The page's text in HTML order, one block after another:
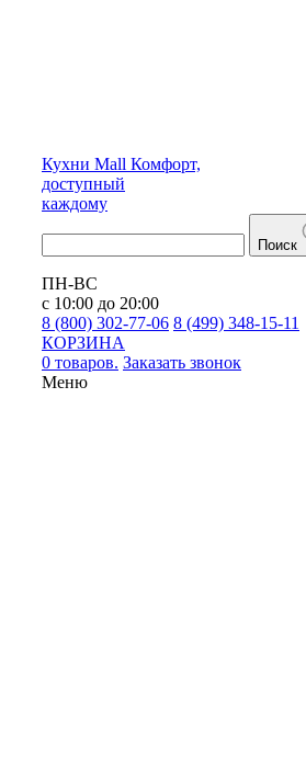
Кухни Mall Комфорт,
доступный
каждому
Поиск
ПН-ВС
с 10:00 до 20:00
8 (800) 302-77-06 8 (499) 348-15-11
КОРЗИНА
0 товаров. Заказать звонок
Меню